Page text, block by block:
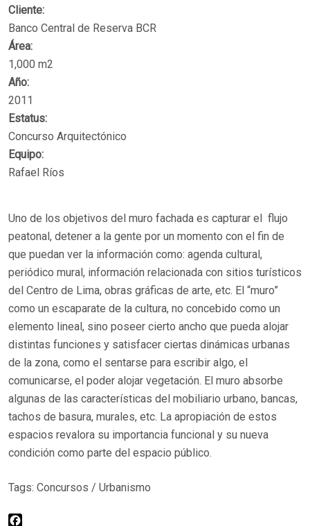
Cliente:
Banco Central de Reserva BCR
Área:
1,000 m2
Año:
2011
Estatus:
Concurso Arquitectónico
Equipo:
Rafael Ríos
Uno de los objetivos del muro fachada es capturar el flujo
peatonal, detener a la gente por un momento con el fin de
que puedan ver la información como: agenda cultural,
periódico mural, información relacionada con sitios turísticos
del Centro de Lima, obras gráficas de arte, etc. El “muro”
como un escaparate de la cultura, no concebido como un
elemento lineal, sino poseer cierto ancho que pueda alojar
distintas funciones y satisfacer ciertas dinámicas urbanas
de la zona, como el sentarse para escribir algo, el
comunicarse, el poder alojar vegetación. El muro absorbe
algunas de las características del mobiliario urbano, bancas,
tachos de basura, murales, etc. La apropiación de estos
espacios revalora su importancia funcional y su nueva
condición como parte del espacio público.
Tags: Concursos / Urbanismo